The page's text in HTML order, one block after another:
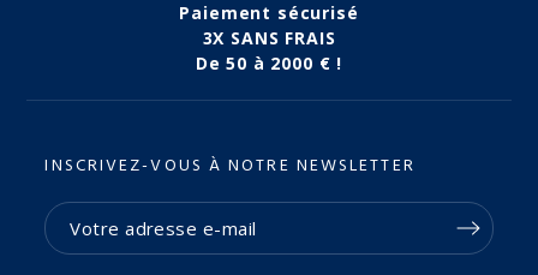
Paiement sécurisé
3X SANS FRAIS
De 50 à 2000 € !
INSCRIVEZ-VOUS À NOTRE NEWSLETTER